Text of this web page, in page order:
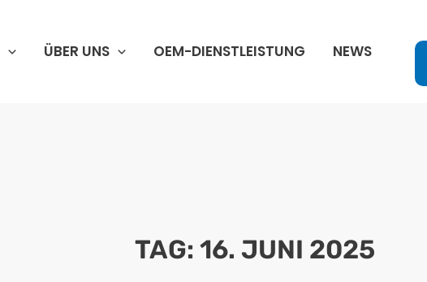
ÜBER UNS OEM-DIENSTLEISTUNG
NEWS
TAG: 16. JUNI 2025